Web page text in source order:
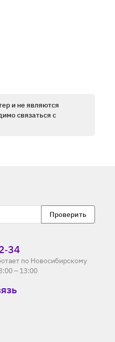
и не являются
связаться с
Проверить
по Новосибирскому
– 13:00